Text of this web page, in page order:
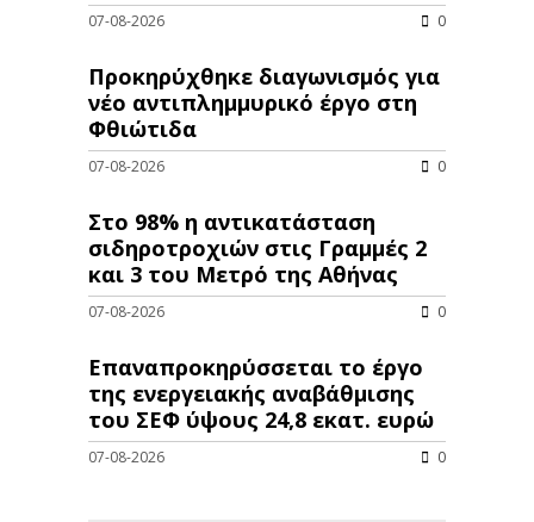
07-08-2026 0
Προκηρύχθηκε διαγωνισμός για
νέo αντιπλημμυρικό έργο στη
Φθιώτιδα
07-08-2026 0
Στο 98% η αντικατάσταση
σιδηροτροχιών στις Γραμμές 2
και 3 του Μετρό της Αθήνας
07-08-2026 0
Επαναπροκηρύσσεται το έργο
της ενεργειακής αναβάθμισης
του ΣΕΦ ύψους 24,8 εκατ. ευρώ
07-08-2026 0